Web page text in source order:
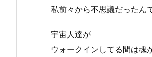
私前々から不思議だったん
宇宙人達が
ウォークインしてる間は魂